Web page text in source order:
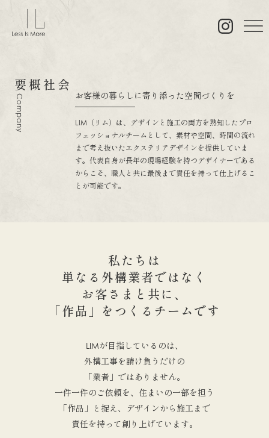
会社概要
Company お客様の暮らしに寄り添った空間づくりを
LIM（リム）は、デザインと施工の両方を熟知したプロ
フェッショナルチームとして、素材や空間、時間の流れ
まで考え抜いたエクステリアデザインを提供していま
す。代表自身が長年の現場経験を持つデザイナーである
からこそ、職人と共に最後まで責任を持って仕上げるこ
とが可能です。
私たちは
単なる外構業者ではなく
お客さまと共に、
「作品」をつくるチームです
LIMが目指しているのは、
外構工事を請け負うだけの
「業者」ではありません。
一件一件のご依頼を、住まいの一部を担う
「作品」と捉え、デザインから施工まで
責任を持って創り上げています。